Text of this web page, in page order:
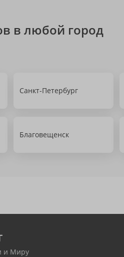
в любой город
Санкт-Петербург
Благовещенск
и Миру